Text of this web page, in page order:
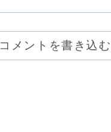
コメントを書き込む